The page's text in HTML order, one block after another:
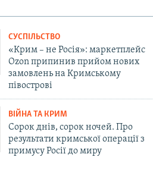
СУСПІЛЬСТВО
«Крим – не Росія»: маркетплейс
Ozon припинив прийом нових
замовлень на Кримському
півострові
ВІЙНА ТА КРИМ
Сорок днів, сорок ночей. Про
результати кримської операції з
примусу Росії до миру